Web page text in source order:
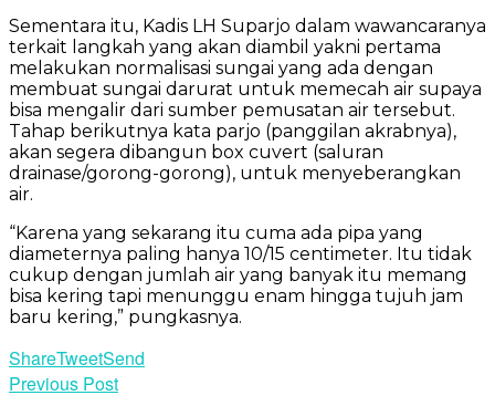
Sementara itu, Kadis LH Suparjo dalam wawancaranya
terkait langkah yang akan diambil yakni pertama
melakukan normalisasi sungai yang ada dengan
membuat sungai darurat untuk memecah air supaya
bisa mengalir dari sumber pemusatan air tersebut.
Tahap berikutnya kata parjo (panggilan akrabnya),
akan segera dibangun box cuvert (saluran
drainase/gorong-gorong), untuk menyeberangkan
air.
“Karena yang sekarang itu cuma ada pipa yang
diameternya paling hanya 10/15 centimeter. Itu tidak
cukup dengan jumlah air yang banyak itu memang
bisa kering tapi menunggu enam hingga tujuh jam
baru kering,” pungkasnya.
ShareTweetSend
Previous Post